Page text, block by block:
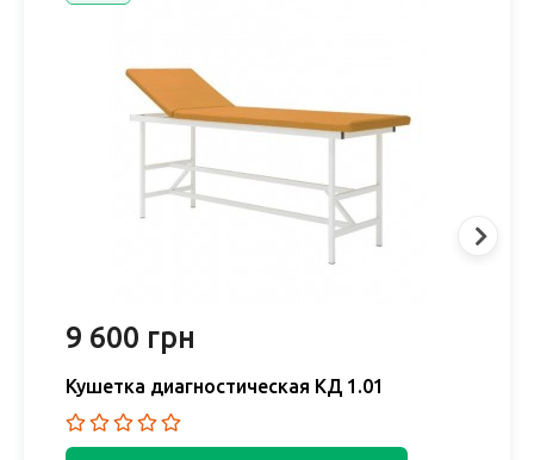
9 600 грн
Кушетка диагностическая КД 1.01
RADFARM